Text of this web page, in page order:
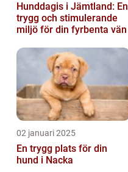
Hunddagis i Jämtland: En
trygg och stimulerande
miljö för din fyrbenta vän
02 januari 2025
En trygg plats för din
hund i Nacka